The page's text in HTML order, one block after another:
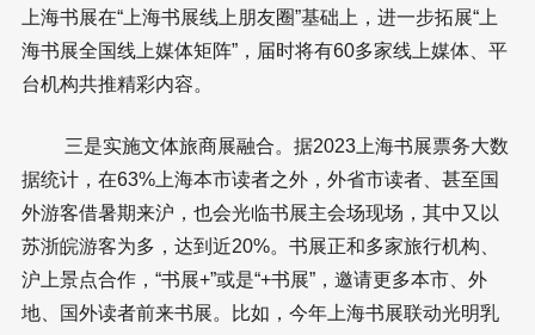
上海书展在“上海书展线上朋友圈”基础上，进一步拓展“上
海书展全国线上媒体矩阵”，届时将有60多家线上媒体、平
台机构共推精彩内容。
三是实施文体旅商展融合。据2023上海书展票务大数
据统计，在63%上海本市读者之外，外省市读者、甚至国
外游客借暑期来沪，也会光临书展主会场现场，其中又以
苏浙皖游客为多，达到近20%。书展正和多家旅行机构、
沪上景点合作，“书展+”或是“+书展”，邀请更多本市、外
地、国外读者前来书展。比如，今年上海书展联动光明乳